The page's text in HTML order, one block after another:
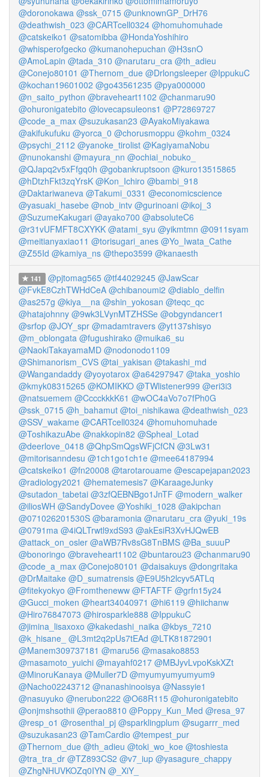
@doronokawa @ssk_0715 @unknownGP_DrH76
@deathwish_023 @CARTcell0324 @homuhomuhade
@catskeiko1 @satomibba @HondaYoshihiro
@whisperofgecko @kumanohepuchan @H3snO
@AmoLapin @tada_310 @narutaru_cra @th_adieu
@Conejo80101 @Thernom_due @Drlongsleeper @IppukuC
@kochan19601002 @go43561235 @pya000000
@n_saito_python @braveheart1102 @chanmaru90
@ohuronigatebito @lovecapsuleons1 @P72869727
@code_a_max @suzukasan23 @AyakoMiyakawa
@akifukufuku @yorca_0 @chorusmoppu @kohm_0324
@psychi_2112 @yanoke_tirolist @KagiyamaNobu
@nunokanshi @mayura_nn @ochiai_nobuko_
@QJapq2v5xFfgq0h @gobankruptsoon @kuro13515865
@hDtzhFkt3zqYrsK @Kon_Ichiro @bambi_918
@Daktariwaneva @Takumi_0331 @economicscience
@yasuaki_hasebe @nob_intv @gurinoani @ikoj_3
@SuzumeKakugari @ayako700 @absoluteC6
@r31vUFMFT8CXYKK @atami_syu @yikmtmn @0911syam
@meitianyaxiao11 @torisugari_anes @Yo_Iwata_Cathe
@Z55Id @kamiya_ns @thepo3599 @kanaesth
141 @pjtomag565 @tf44029245 @JawScar
@FvkE8CzhTWHdCeA @chibanoumi2 @diablo_delfin
@as257g @kiya__na @shin_yokosan @teqc_qc
@hatajohnny @9wk3LVynMTZHSSe @obgyndancer1
@srfop @JOY_spr @madamtravers @yt137shisyo
@m_oblongata @fugushirako @muika6_su
@NaokiTakayamaMD @nodonodo1109
@Shimanorism_CVS @tai_yakisan @takashi_md
@Wangandaddy @yoyotarox @a64297947 @taka_yoshio
@kmyk08315265 @KOMIKKO @TWlistener999 @eri3i3
@natsuemem @CccckkkK61 @wOC4aVo7o7fPh0G
@ssk_0715 @h_bahamut @toi_nishikawa @deathwish_023
@SSV_wakame @CARTcell0324 @homuhomuhade
@ToshikazuAbe @nakkopin82 @Spheal_Lotad
@deerlove_0418 @QhpSmQgsWFjCfCN @3Lw31
@mitorisanndesu @1ch1go1ch1e @mee64187994
@catskeiko1 @fn20008 @tarotarouame @escapejapan2023
@radiology2021 @hematemesis7 @KaraageJunky
@sutadon_tabetai @3zfQEBNBgo1JnTF @modern_walker
@iliosWH @SandyDovee @Yoshiki_1028 @akipchan
@071026201530S @baramonia @narutaru_cra @yuki_19s
@0791ma @4iQLTrwtl9xdS93 @akEsiR3XvHJQwEB
@attack_on_osler @aWB7Rv8sG8TnBMS @Ba_suuuP
@bonoringo @braveheart1102 @buntarou23 @chanmaru90
@code_a_max @Conejo80101 @daisakuys @dongritaka
@DrMaitake @D_sumatrensis @E9U5h2lcyv5ATLq
@fitekyokyo @Fromtheneww @FTAFTF @grfn15y24
@Gucci_moken @heart34040971 @hi6119 @hiichanw
@Hiro76847073 @hirosparkle888 @IppukuC
@jimina_lisaxoxo @kakedashi_naika @kbys_7210
@k_hisane_ @L3mt2q2pUs7tEAd @LTK81872901
@Manem309737181 @maru56 @masako8853
@masamoto_yuichi @mayahf0217 @MBJyvLvpoKskXZt
@MinoruKanaya @Muller7D @myumyumyumyum9
@Nacho02243712 @nanashinooisya @Nassyie1
@nasuyuko @nerubon222 @O68R115 @ohuronigatebito
@onjmshsothii @perao8810 @Poppy_Kun_Med @resa_97
@resp_o1 @rosenthal_pj @sparklingplum @sugarrr_med
@suzukasan23 @TamCardio @tempest_pur
@Thernom_due @th_adieu @toki_wo_koe @toshiesta
@tra_tra_dr @TZ893CS2 @v7_iup @yasagure_chappy
@ZhgNHUVKOZq0IYN @_XiY_